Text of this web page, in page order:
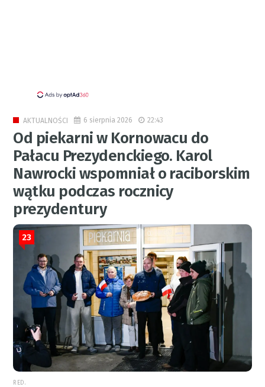
AKTUALNOŚCI 6 sierpnia 2026 22:43
Od piekarni w Kornowacu do
Pałacu Prezydenckiego. Karol
Nawrocki wspomniał o raciborskim
wątku podczas rocznicy
prezydentury
23
RED.